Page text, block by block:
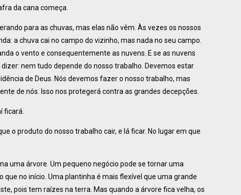
da cana começa.
para as chuvas, mas elas não vêm. Às vezes os nossos
a chuva cai no campo do vizinho, mas nada no seu campo.
o vento e consequentemente as nuvens. E se as nuvens
nem tudo depende do nosso trabalho. Devemos estar
de Deus. Nós devemos fazer o nosso trabalho, mas
de nós. Isso nos protegerá contra as grandes decepções.
ficará.
o produto do nosso trabalho cair, e lá ficar. No lugar em que
uma árvore. Um pequeno negócio pode se tornar uma
no início. Uma plantinha é mais flexível que uma grande
pois tem raízes na terra. Mas quando a árvore fica velha, os